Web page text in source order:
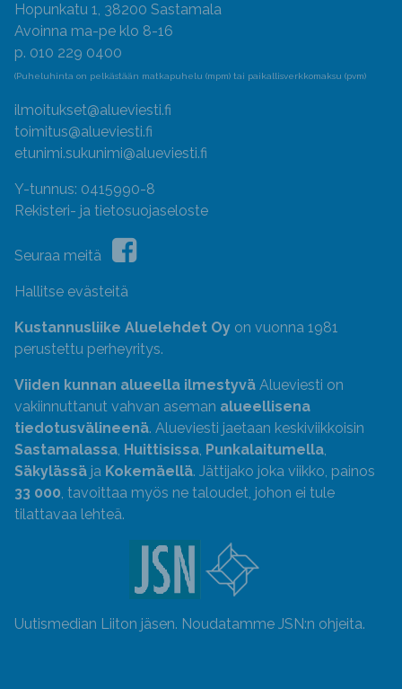
Hopunkatu 1, 38200 Sastamala
Avoinna ma-pe klo 8-16
p. 010 229 0400
(Puheluhinta on pelkästään matkapuhelu (mpm) tai paikallisverkkomaksu (pvm)
ilmoitukset@alueviesti.fi
toimitus@alueviesti.fi
etunimi.sukunimi@alueviesti.fi
Y-tunnus: 0415990-8
Rekisteri- ja tietosuojaseloste
Seuraa meitä
Hallitse evästeitä
Kustannusliike Aluelehdet Oy on vuonna 1981
perustettu perheyritys.
Viiden kunnan alueella ilmestyvä Alueviesti on
vakiinnuttanut vahvan aseman alueellisena
tiedotusvälineenä. Alueviesti jaetaan keskiviikkoisin
Sastamalassa, Huittisissa, Punkalaitumella,
Säkylässä ja Kokemäellä. Jättijako joka viikko, painos
33 000, tavoittaa myös ne taloudet, johon ei tule
tilattavaa lehteä.
Uutismedian Liiton jäsen. Noudatamme JSN:n ohjeita.